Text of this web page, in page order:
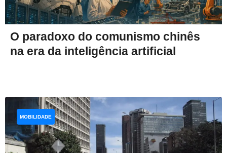
O paradoxo do comunismo chinês
na era da inteligência artificial
MOBILIDADE